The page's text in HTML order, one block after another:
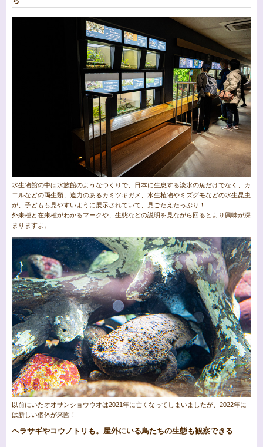
水生物館の中は水族館のようなつくりで、日本に生息する淡水の魚だけでなく、カ
エルなどの両生類、迫力のあるカミツキガメ、水生植物やミズグモなどの水生昆虫
が、子どもも見やすいように展示されていて、見ごたえたっぷり！
外来種と在来種がわかるマークや、生態などの説明を見ながら回るとより興味が深
まりますよ。
以前にいたオオサンショウウオは2021年に亡くなってしまいましたが、2022年に
は新しい個体が来園！
ヘラサギやコウノトリも。屋外にいる鳥たちの生態も観察できる